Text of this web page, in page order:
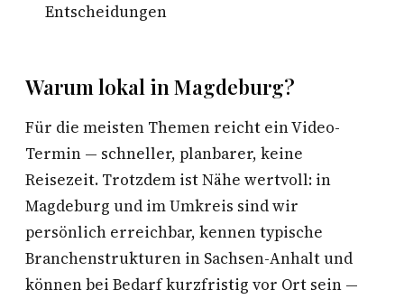
Entscheidungen
Warum lokal in Magdeburg?
Für die meisten Themen reicht ein Video-
Termin — schneller, planbarer, keine
Reisezeit. Trotzdem ist Nähe wertvoll: in
Magdeburg und im Umkreis sind wir
persönlich erreichbar, kennen typische
Branchenstrukturen in Sachsen-Anhalt und
können bei Bedarf kurzfristig vor Ort sein —